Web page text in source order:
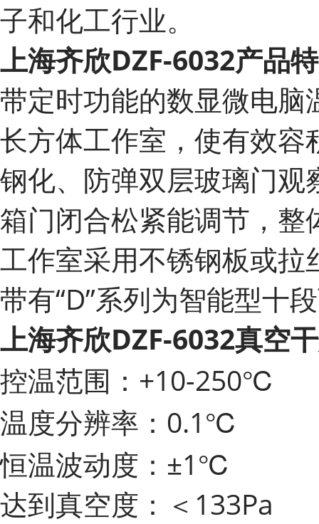
子和化工行业。
上海齐欣DZF-6032产品
带定时功能的数显微电
长方体工作室，使有效容
钢化、防弹双层玻璃门
箱门闭合松紧能调节，
工作室采用不锈钢板或
带有“D”系列为智能型十
上海齐欣DZF-6032真空
控温范围：+10-250℃
温度分辨率：0.1℃
恒温波动度：±1℃
达到真空度：＜133Pa